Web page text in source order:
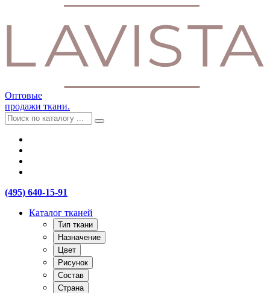
Оптовые
продажи ткани.
(495) 640-15-91
Каталог тканей
Тип ткани
Назначение
Цвет
Рисунок
Состав
Страна